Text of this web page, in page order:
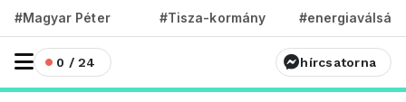
#Magyar Péter #Tisza-kormány #energiaválság
0 / 24 hírcsatorna